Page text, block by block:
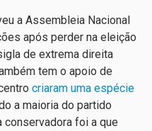
a Assembleia Nacional
após perder na eleição
de extrema direita
tem o apoio de
criaram uma espécie
a maioria do partido
foi a que